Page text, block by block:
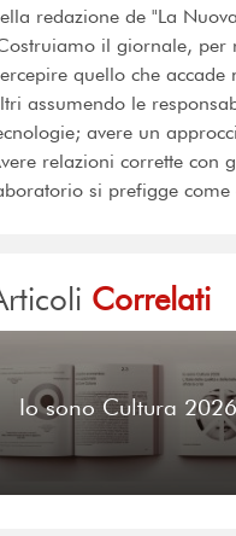
redazione de "La
il giornale, per
quello che
assumendo le
avere un
relazioni corrette con
si prefigge come
Correlati
Io sono Cultura 2026